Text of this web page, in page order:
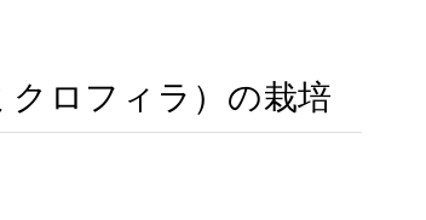
ロフィラ）の栽培